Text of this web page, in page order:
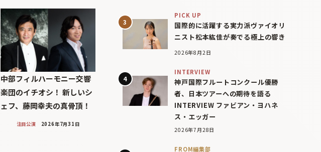
中部フィルハーモニー交響
楽団のイチオシ！ 新しいシ
ェフ、藤岡幸夫の真骨頂！
注目公演 2026年7月31日
PICK UP
国際的に活躍する実力派ヴァイオリ
ニスト松本紘佳が奏でる極上の響き
2026年8月2日
INTERVIEW
神戸国際フルートコンクール優勝
者、日本ツアーへの期待を語る
INTERVIEW ファビアン・ヨハネ
ス・エッガー
2026年7月28日
FROM編集部